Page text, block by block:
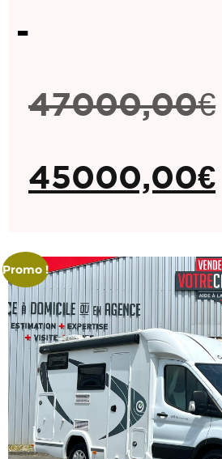
-
47000,00€
45000,00€
Promo !